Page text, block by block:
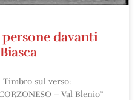
davanti
Timbro sul verso:
– Val Blenio”